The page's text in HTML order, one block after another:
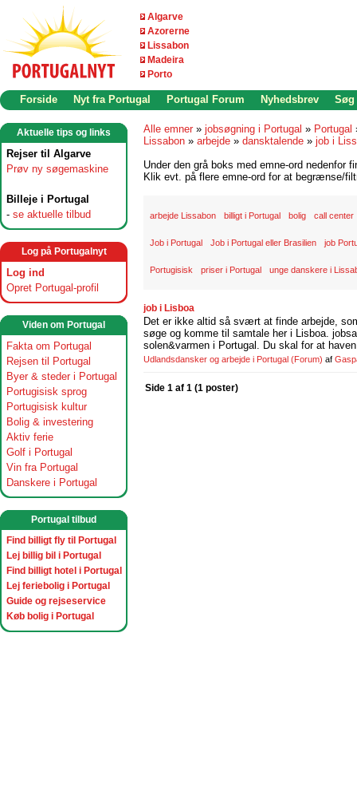
Algarve
Azorerne
Lissabon
Madeira
Porto
Forside Nyt fra Portugal Portugal Forum Nyhedsbrev Søg
Aktuelle tips og links
Rejser til Algarve
Prøv ny søgemaskine
Billeje i Portugal
- se aktuelle tilbud
Log på Portugalnyt
Log ind
Opret Portugal-profil
Viden om Portugal
Fakta om Portugal
Rejsen til Portugal
Byer & steder i Portugal
Portugisisk sprog
Portugisisk kultur
Bolig & investering
Aktiv ferie
Golf i Portugal
Vin fra Portugal
Danskere i Portugal
Portugal tilbud
Find billigt fly til Portugal
Lej billig bil i Portugal
Find billigt hotel i Portugal
Lej feriebolig i Portugal
Guide og rejseservice
Køb bolig i Portugal
Alle emner » jobsøgning i Portugal » Portugal
Lissabon » arbejde » dansktalende » job i
Under den grå boks med emne-ord nedenfor
Klik evt. på flere emne-ord for at begrænse/
arbejde Lissabon billigt i Portugal bolig call center
Job i Portugal Job i Portugal eller Brasilien job
Portugisisk priser i Portugal unge danskere i
job i Lisboa
Det er ikke altid så svært at finde arbejde,
søge og komme til samtale her i Lisboa.
solen&varmen i Portugal. Du skal for at
Udlandsdansker og arbejde i Portugal (Forum) af
Side 1 af 1 (1 poster)